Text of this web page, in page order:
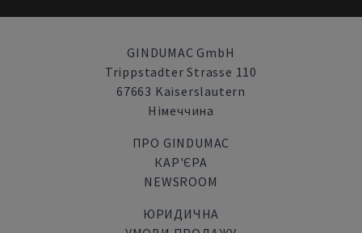
GINDUMAC GmbH
Trippstadter Strasse 110
67663 Kaiserslautern
Німеччина
ПРО GINDUMAC
КАР'ЄРА
NEWSROOM
ЮРИДИЧНА